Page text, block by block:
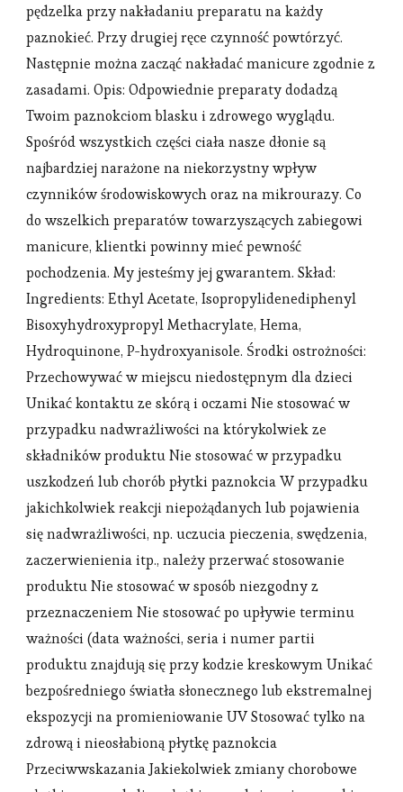
pędzelka przy nakładaniu preparatu na każdy
paznokieć. Przy drugiej ręce czynność powtórzyć.
Następnie można zacząć nakładać manicure zgodnie z
zasadami. Opis: Odpowiednie preparaty dodadzą
Twoim paznokciom blasku i zdrowego wyglądu.
Spośród wszystkich części ciała nasze dłonie są
najbardziej narażone na niekorzystny wpływ
czynników środowiskowych oraz na mikrourazy. Co
do wszelkich preparatów towarzyszących zabiegowi
manicure, klientki powinny mieć pewność
pochodzenia. My jesteśmy jej gwarantem. Skład:
Ingredients: Ethyl Acetate, Isopropylidenediphenyl
Bisoxyhydroxypropyl Methacrylate, Hema,
Hydroquinone, P-hydroxyanisole. Środki ostrożności:
Przechowywać w miejscu niedostępnym dla dzieci
Unikać kontaktu ze skórą i oczami Nie stosować w
przypadku nadwrażliwości na którykolwiek ze
składników produktu Nie stosować w przypadku
uszkodzeń lub chorób płytki paznokcia W przypadku
jakichkolwiek reakcji niepożądanych lub pojawienia
się nadwrażliwości, np. uczucia pieczenia, swędzenia,
zaczerwienienia itp., należy przerwać stosowanie
produktu Nie stosować w sposób niezgodny z
przeznaczeniem Nie stosować po upływie terminu
ważności (data ważności, seria i numer partii
produktu znajdują się przy kodzie kreskowym Unikać
bezpośredniego światła słonecznego lub ekstremalnej
ekspozycji na promieniowanie UV Stosować tylko na
zdrową i nieosłabioną płytkę paznokcia
Przeciwwskazania Jakiekolwiek zmiany chorobowe